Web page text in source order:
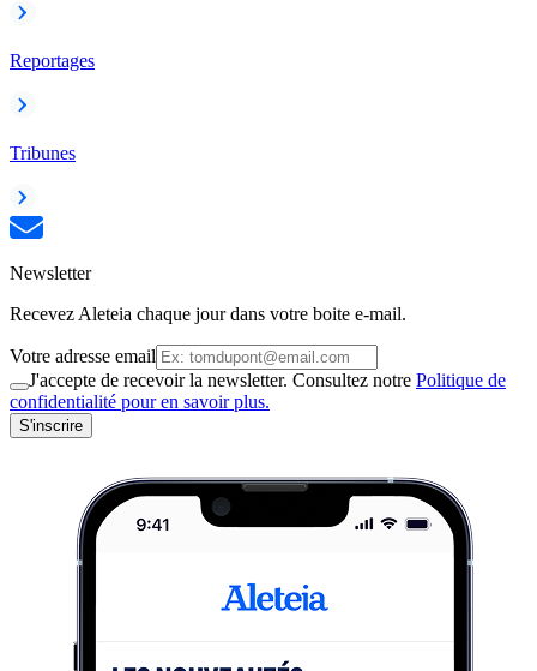
Reportages
Tribunes
Newsletter
Recevez Aleteia chaque jour dans votre boite e-mail.
Votre adresse email
J'accepte de recevoir la newsletter. Consultez notre Politique de
confidentialité pour en savoir plus.
S'inscrire